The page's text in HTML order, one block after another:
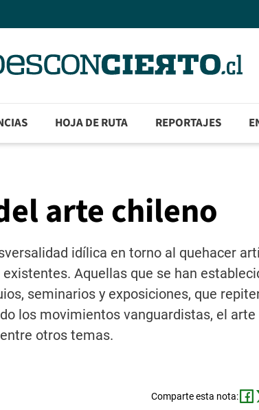
HOJA DE RUTA REPORTAJES
arte chileno
idílica en torno al quehacer
Aquellas que se han
seminarios y exposiciones, que
los movimientos vanguardistas, el
otros temas.
Comparte esta nota: